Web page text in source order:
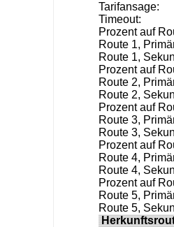
Tarifansage:
Timeout:
Prozent auf
Route 1,
Route 1,
Prozent auf
Route 2,
Route 2,
Prozent auf
Route 3,
Route 3,
Prozent auf
Route 4,
Route 4,
Prozent auf
Route 5,